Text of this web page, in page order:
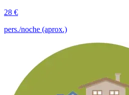
28 €
pers./noche (aprox.)